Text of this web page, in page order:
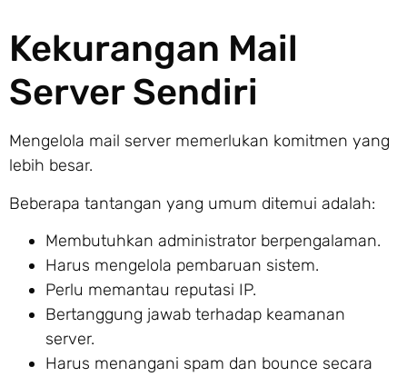
Kekurangan Mail
Server Sendiri
Mengelola mail server memerlukan komitmen yang
lebih besar.
Beberapa tantangan yang umum ditemui adalah:
Membutuhkan administrator berpengalaman.
Harus mengelola pembaruan sistem.
Perlu memantau reputasi IP.
Bertanggung jawab terhadap keamanan
server.
Harus menangani spam dan bounce secara